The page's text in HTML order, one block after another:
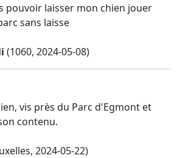
pouvoir laisser mon chien jouer
sans laisse
(1060, 2024-05-08)
vis près du Parc d'Egmont et
contenu.
2024-05-22)